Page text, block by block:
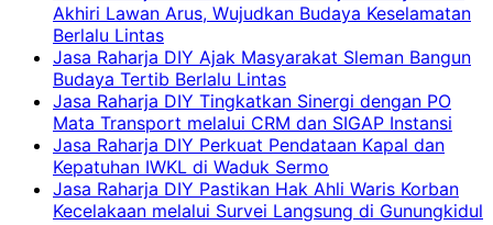
Akhiri Lawan Arus, Wujudkan Budaya Keselamatan
Berlalu Lintas
Jasa Raharja DIY Ajak Masyarakat Sleman Bangun
Budaya Tertib Berlalu Lintas
Jasa Raharja DIY Tingkatkan Sinergi dengan PO
Mata Transport melalui CRM dan SIGAP Instansi
Jasa Raharja DIY Perkuat Pendataan Kapal dan
Kepatuhan IWKL di Waduk Sermo
Jasa Raharja DIY Pastikan Hak Ahli Waris Korban
Kecelakaan melalui Survei Langsung di Gunungkidul